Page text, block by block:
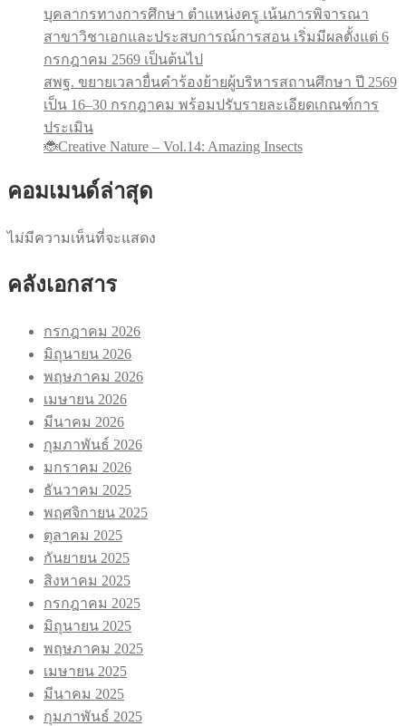
บุคลากรทางการศึกษา ตำแหน่งครู เน้นการพิจารณา
สาขาวิชาเอกและประสบการณ์การสอน เริ่มมีผลตั้งแต่ 6
กรกฎาคม 2569 เป็นต้นไป
สพฐ. ขยายเวลายื่นคำร้องย้ายผู้บริหารสถานศึกษา ปี 2569
เป็น 16–30 กรกฎาคม พร้อมปรับรายละเอียดเกณฑ์การ
ประเมิน
🐞Creative Nature – Vol.14: Amazing Insects
คอมเมนด์ล่าสุด
ไม่มีความเห็นที่จะแสดง
คลังเอกสาร
กรกฎาคม 2026
มิถุนายน 2026
พฤษภาคม 2026
เมษายน 2026
มีนาคม 2026
กุมภาพันธ์ 2026
มกราคม 2026
ธันวาคม 2025
พฤศจิกายน 2025
ตุลาคม 2025
กันยายน 2025
สิงหาคม 2025
กรกฎาคม 2025
มิถุนายน 2025
พฤษภาคม 2025
เมษายน 2025
มีนาคม 2025
กุมภาพันธ์ 2025